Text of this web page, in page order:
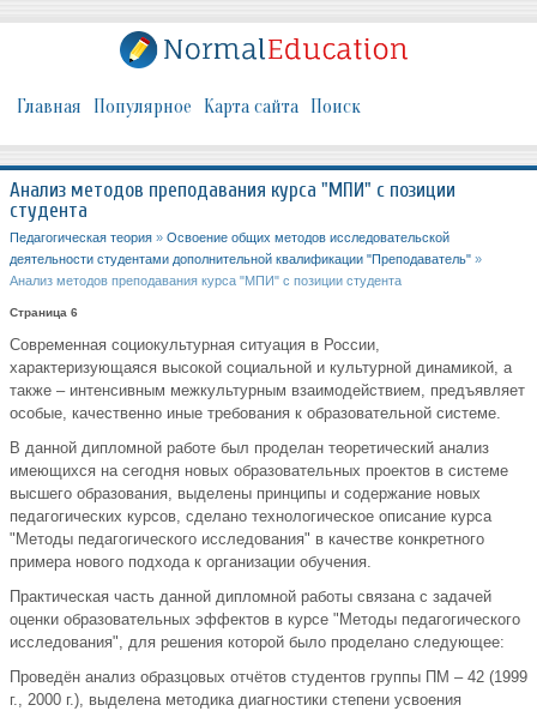
Главная Популярное Карта сайта Поиск
Анализ методов преподавания курса "МПИ" с позиции
студента
Педагогическая теория » Освоение общих методов исследовательской
деятельности студентами дополнительной квалификации "Преподаватель" »
Анализ методов преподавания курса "МПИ" с позиции студента
Страница 6
Современная социокультурная ситуация в России,
характеризующаяся высокой социальной и культурной динамикой, а
также – интенсивным межкультурным взаимодействием, предъявляет
особые, качественно иные требования к образовательной системе.
В данной дипломной работе был проделан теоретический анализ
имеющихся на сегодня новых образовательных проектов в системе
высшего образования, выделены принципы и содержание новых
педагогических курсов, сделано технологическое описание курса
"Методы педагогического исследования" в качестве конкретного
примера нового подхода к организации обучения.
Практическая часть данной дипломной работы связана с задачей
оценки образовательных эффектов в курсе "Методы педагогического
исследования", для решения которой было проделано следующее:
Проведён анализ образцовых отчётов студентов группы ПМ – 42 (1999
г., 2000 г.), выделена методика диагностики степени усвоения